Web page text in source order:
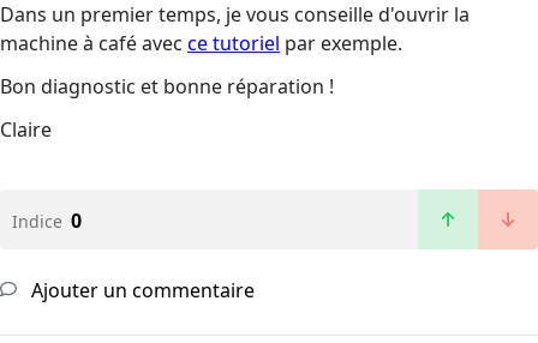
Dans un premier temps, je vous conseille d'ouvrir la
machine à café avec ce tutoriel par exemple.
Bon diagnostic et bonne réparation !
Claire
Indice 0
Ajouter un commentaire